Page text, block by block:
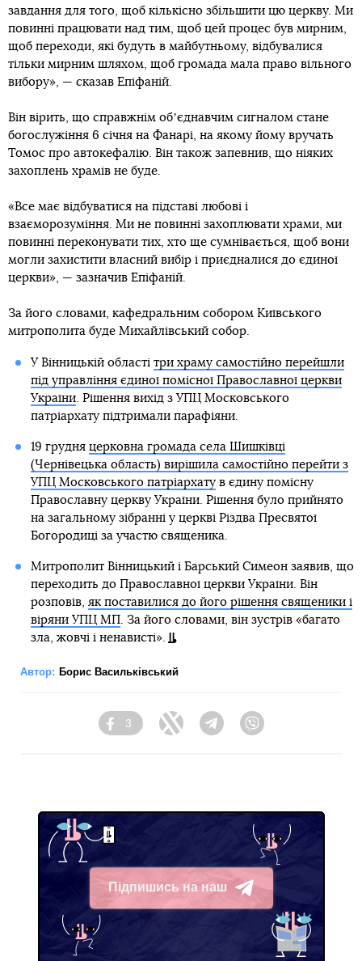
завдання для того, щоб кількісно збільшити цю церкву. Ми
повинні працювати над тим, щоб цей процес був мирним,
щоб переходи, які будуть в майбутньому, відбувалися
тільки мирним шляхом, щоб громада мала право вільного
вибору», — сказав Епіфаній.
Він вірить, що справжнім обʼєднавчим сигналом стане
богослужіння 6 січня на Фанарі, на якому йому вручать
Томос про автокефалію. Він також запевнив, що ніяких
захоплень храмів не буде.
«Все має відбуватися на підставі любові і
взаєморозуміння. Ми не повинні захоплювати храми, ми
повинні переконувати тих, хто ще сумнівається, щоб вони
могли захистити власний вибір і приєдналися до єдиної
церкви», — зазначив Епіфаній.
За його словами, кафедральним собором Київського
митрополита буде Михайлівський собор.
У Вінницькій області три храму самостійно перейшли
під управління єдиної помісної Православної церкви
України. Рішення вихід з УПЦ Московського
патріархату підтримали парафіяни.
19 грудня церковна громада села Шишківці
(Чернівецька область) вирішила самостійно перейти з
УПЦ Московського патріархатув єдину помісну
Православну церкву України. Рішення було прийнято
на загальному зібранні у церкві Різдва Пресвятої
Богородиці за участю священика.
Митрополит Вінницький і Барський Симеон заявив, що
переходить до Православної церкви України. Він
розповів, як поставилися до його рішення священики і
віряни УПЦ МП. За його словами, він зустрів «багато
зла, жовчі і ненависті».
Автор: Борис Васильківський
Facebook
3
Twitter TelegramViber
Підпишись на наш
Telegram